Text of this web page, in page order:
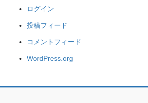
ログイン
投稿フィード
コメントフィード
WordPress.org